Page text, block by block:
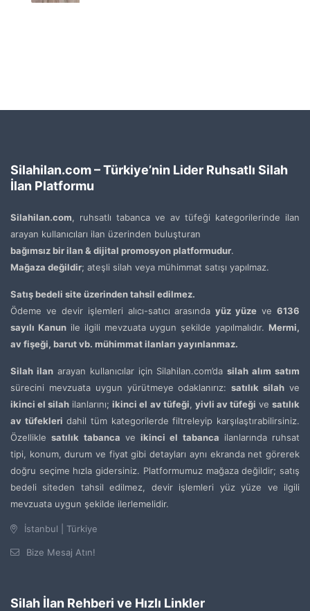
Silahilan.com – Türkiye’nin Lider Ruhsatlı Silah
İlan Platformu
Silahilan.com, ruhsatlı tabanca ve av tüfeği kategorilerinde ilan
arayan kullanıcıları ilan üzerinden buluşturan
bağımsız bir ilan & dijital promosyon platformudur.
Mağaza değildir; ateşli silah veya mühimmat satışı yapılmaz.
Satış bedeli site üzerinden tahsil edilmez.
Ödeme ve devir işlemleri alıcı-satıcı arasındayüz yüze ve6136
sayılı Kanunile ilgili mevzuata uygun şekilde yapılmalıdır. Mermi,
av fişeği, barut vb. mühimmat ilanları yayınlanmaz.
Silah ilanarayan kullanıcılar için Silahilan.com’dasilah alım satım
sürecini mevzuata uygun yürütmeye odaklanırız:satılık silah ve
ikinci el silah ilanlarını;ikinci el av tüfeği, yivli av tüfeği vesatılık
av tüfekleri dahil tüm kategorilerde filtreleyip karşılaştırabilirsiniz.
Özelliklesatılık tabanca ve ikinci el tabanca ilanlarında ruhsat
tipi, konum, durum ve fiyat gibi detayları aynı ekranda net görerek
doğru seçime hızla gidersiniz. Platformumuz mağaza değildir; satış
bedeli siteden tahsil edilmez, devir işlemleri yüz yüze ve ilgili
mevzuata uygun şekilde ilerlemelidir.
İstanbul | Türkiye
Bize Mesaj Atın!
Silah İlan Rehberi ve Hızlı Linkler